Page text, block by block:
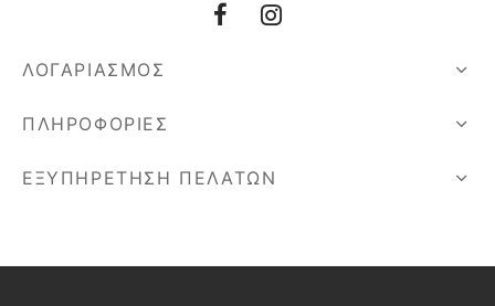
ΛΟΓΑΡΙΑΣΜΟΣ
ΠΛΗΡΟΦΟΡΙΕΣ
ΕΞΥΠΗΡΕΤΗΣΗ ΠΕΛΑΤΩΝ